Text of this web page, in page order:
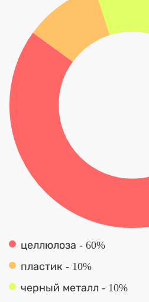
целлюлоза - 60%
пластик - 10%
черный металл - 10%